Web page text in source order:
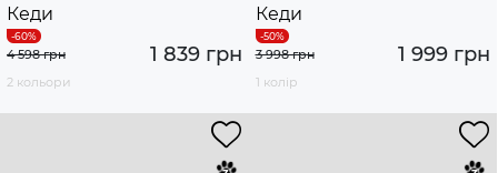
Кеди
1 839 грн
4 598 грн
2 кольори
Кеди
1 999 грн
3 998 грн
1 колір